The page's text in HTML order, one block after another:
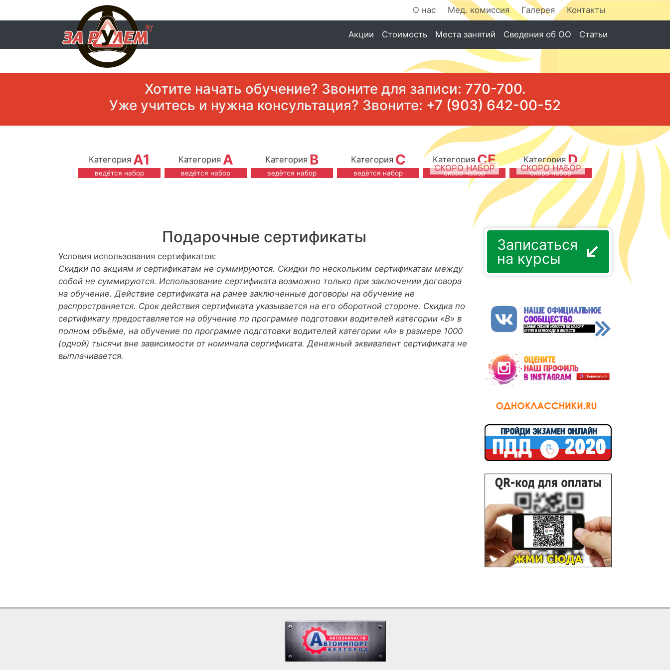
О нас Мед. комиссия Галерея Контакты
Акции Стоимость Места занятий Сведения об ОО Статьи
Хотите начать обучение? Звоните для записи: 770-700.
Уже учитесь и нужна консультация? Звоните: +7 (903) 642-00-52
Категория A1
ведётся набор
Категория A
ведётся набор
Категория B
ведётся набор
Категория C
ведётся набор
Категория CE
СКОРО НАБОР
скоро набор
Категория D
СКОРО НАБОР
скоро набор
Подарочные сертификаты
Условия использования сертификатов:
Скидки по акциям и сертификатам не суммируются. Скидки по нескольким сертификатам между
собой не суммируются. Использование сертификата возможно только при заключении договора
на обучение. Действие сертификата на ранее заключенные договоры на обучение не
распространяется. Срок действия сертификата указывается на его оборотной стороне. Скидка по
сертификату предоставляется на обучение по программе подготовки водителей категории «В» в
полном объёме, на обучение по программе подготовки водителей категории «А» в размере 1000
(одной) тысячи вне зависимости от номинала сертификата. Денежный эквивалент сертификата не
выплачивается.
Записаться
на курсы